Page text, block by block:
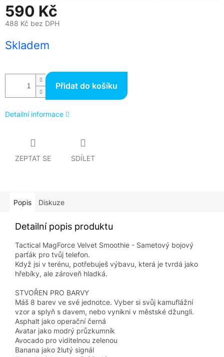
590 Kč
488 Kč bez DPH
cena:
Skladem
Přidat do košíku
Detailní informace
ZEPTAT SE SDÍLET
Popis Diskuze
Detailní popis produktu
Tactical MagForce Velvet Smoothie - Sametový bojový
parťák pro tvůj telefon.
Když jsi v terénu, potřebuješ výbavu, která je tvrdá jako
hřebíky, ale zároveň hladká.
STVOŘEN PRO BARVY
Máš 8 barev ve své jednotce. Vyber si svůj kamuflážní
vzor a splyň s davem, nebo vynikni v městské džungli.
Asphalt jako operační černá
Avatar jako modrý průzkumník
Avocado pro viditelnou zelenou
Banana jako žlutý signál